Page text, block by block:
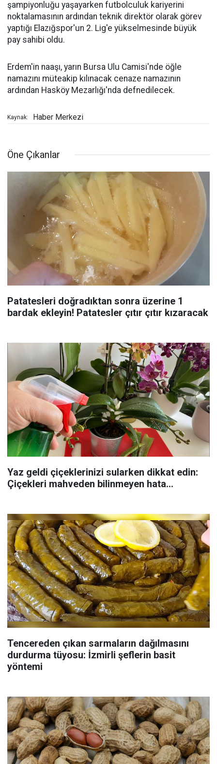
şampiyonluğu yaşayarken futbolculuk kariyerini
noktalamasının ardından teknik direktör olarak görev
yaptığı Elazığspor'un 2. Lig'e yükselmesinde büyük
pay sahibi oldu.
Erdem'in naaşı, yarın Bursa Ulu Camisi'nde öğle
namazını müteakip kılınacak cenaze namazının
ardından Hasköy Mezarlığı'nda defnedilecek.
Kaynak: Haber Merkezi
Öne Çıkanlar
Patatesleri doğradıktan sonra üzerine 1
bardak ekleyin! Patatesler çıtır çıtır kızaracak
Yaz geldi çiçeklerinizi sularken dikkat edin:
Çiçekleri mahveden bilinmeyen hata...
Tencereden çıkan sarmaların dağılmasını
durdurma tüyosu: İzmirli şeflerin basit
yöntemi